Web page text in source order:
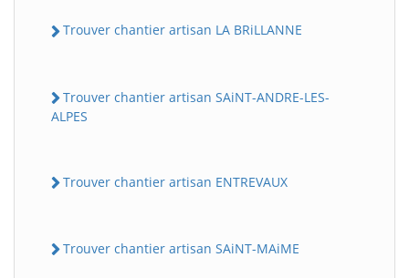
Trouver chantier artisan LA BRiLLANNE
Trouver chantier artisan SAiNT-ANDRE-LES-
ALPES
Trouver chantier artisan ENTREVAUX
Trouver chantier artisan SAiNT-MAiME